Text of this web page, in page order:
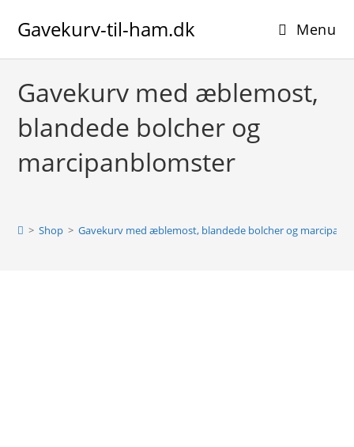
Gavekurv-til-ham.dk Menu
Gavekurv med æblemost,
blandede bolcher og
marcipanblomster
> Shop > Gavekurv med æblemost, blandede bolcher og